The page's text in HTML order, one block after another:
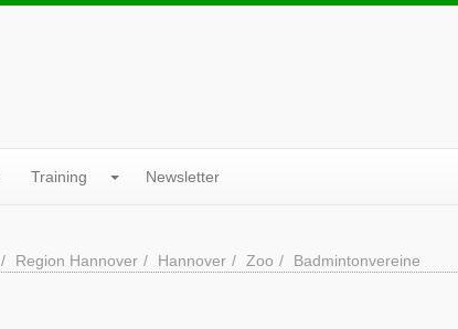
Training Newsletter
Region Hannover Hannover Zoo Badmintonvereine